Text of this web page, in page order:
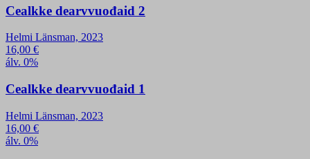
Cealkke dearvvuođaid 2
Helmi Länsman, 2023
16,00 €
álv. 0%
Cealkke dearvvuođaid 1
Helmi Länsman, 2023
16,00 €
álv. 0%